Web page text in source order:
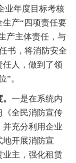
业年度目标考核
产“四项责任要
产主体责任，与
书，将消防安全
人，做到了领
”。
。一是在系统内
《全民消防宣传
充分利用企业
地开展消防宣
业主，强化租赁